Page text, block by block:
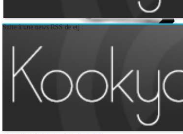
Ce jeu est le "Stepmania" de Guitar Hero.
Il est gratuit, à vous de trouver les musiques et partitions (attention aux droits...
Lire la suite
Suite à une news RSS de etj :